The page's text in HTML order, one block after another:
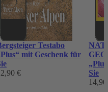
Testabo
mit Geschenk für
€
Sie